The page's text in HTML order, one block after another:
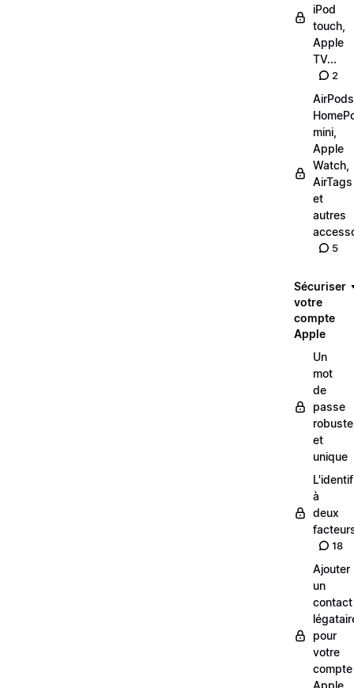
iPod
touch,
Apple
TV...
2
mini,
Apple
Watch,
AirTags
et
autres
5
Sécuriser
votre
compte
Apple
Un
mot
de
passe
robuste
et
unique
à
deux
18
Ajouter
un
contact
pour
votre
compte
Apple